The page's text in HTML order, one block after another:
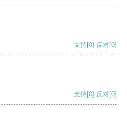
支持[0] 反对[0]
支持[0] 反对[0]